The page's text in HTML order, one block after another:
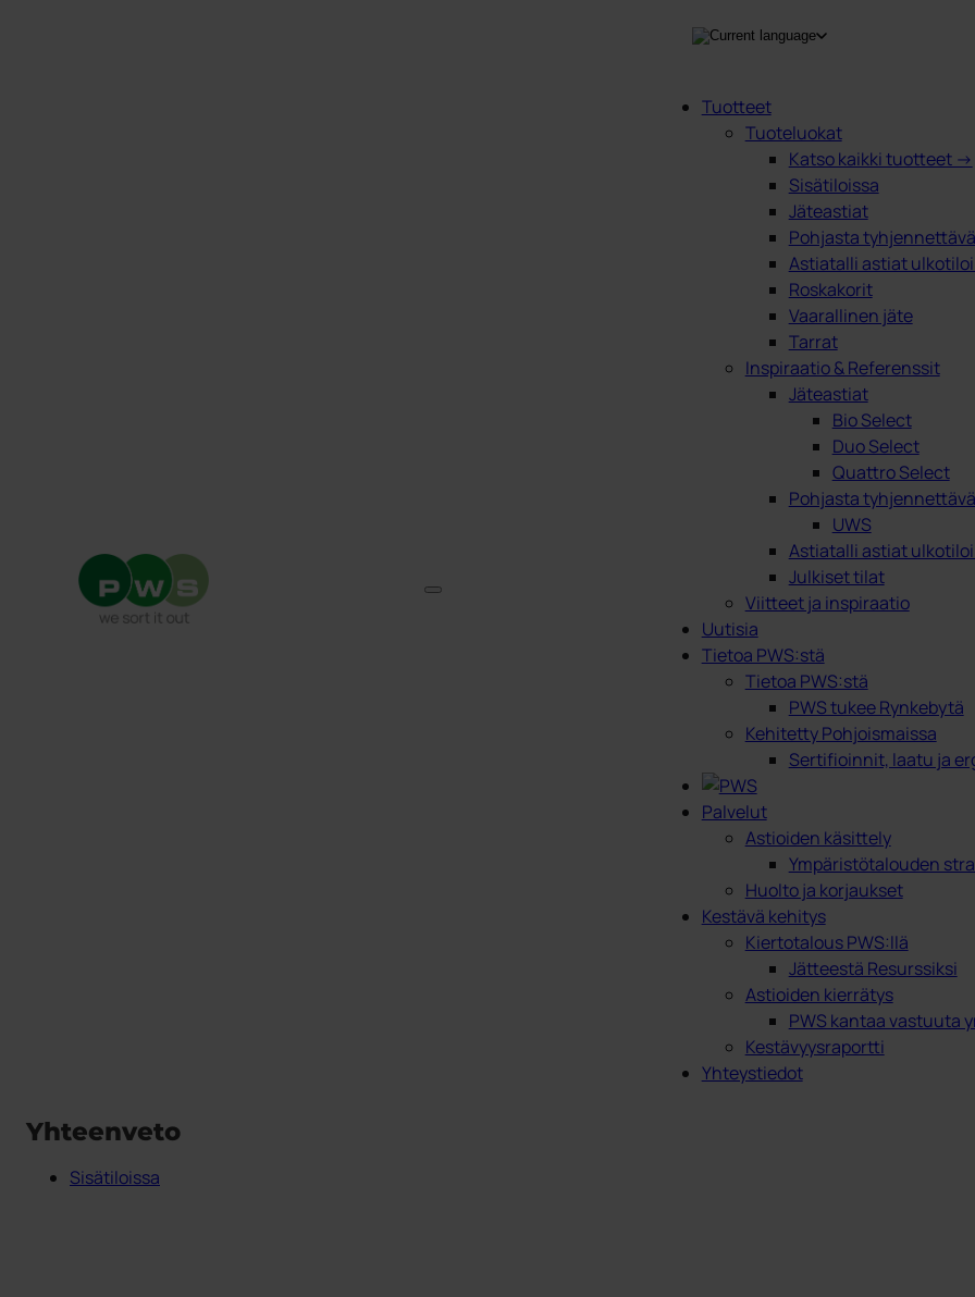
Tuotteet
Tuoteluokat
Katso kaikki tuotteet →
Sisätiloissa
Jäteastiat
Pohjasta
Astiatalli astiat
Roskakorit
Vaarallinen jäte
Tarrat
Inspiraatio & Referenssit
Jäteastiat
Bio Select
Duo Select
Quattro Select
Pohjasta
UWS
Astiatalli astiat
Julkiset tilat
Viitteet ja inspiraatio
Uutisia
Tietoa PWS:stä
Tietoa PWS:stä
PWS tukee Rynkebytä
Kehitetty Pohjoismaissa
Sertifioinnit, laatu ja
Palvelut
Astioiden käsittely
Ympäristötalouden
Huolto ja korjaukset
Kestävä kehitys
Kiertotalous PWS:llä
Jätteestä Resurssiksi
Astioiden kierrätys
PWS kantaa vastuuta
Kestävyysraportti
Yhteystiedot
Yhteenveto
Sisätiloissa